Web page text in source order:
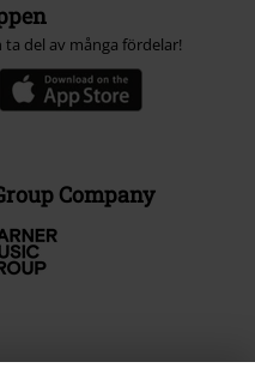
del av många fördelar!
Company